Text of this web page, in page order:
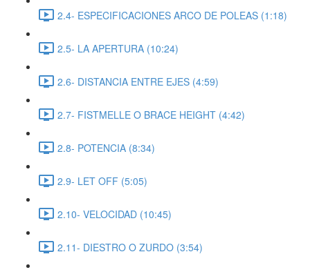
2.4- ESPECIFICACIONES ARCO DE POLEAS (1:18)
2.5- LA APERTURA (10:24)
2.6- DISTANCIA ENTRE EJES (4:59)
2.7- FISTMELLE O BRACE HEIGHT (4:42)
2.8- POTENCIA (8:34)
2.9- LET OFF (5:05)
2.10- VELOCIDAD (10:45)
2.11- DIESTRO O ZURDO (3:54)